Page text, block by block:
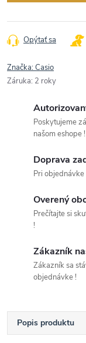
Opýtať sa
Značka:Casio
Záruka: 2 roky
Poskytujeme
našom eshope !
Doprava
Pri
Overený
Prečítajte si
!
Zákazník
Zákazník sa
objednávke !
Popis produktu